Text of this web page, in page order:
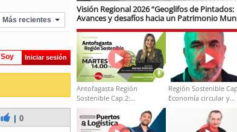
Más recientes
Soy Iniciar sesión
0
Visión Regional 2026 “Geoglifos de Pintados:
Avances y desafíos hacia un Patrimonio
de Unesco”
Antofagasta Región
Sostenible Cap.2:
Educación ambiental y
formación de capacidades
técnicas
Región Sostenible
Economía circular y